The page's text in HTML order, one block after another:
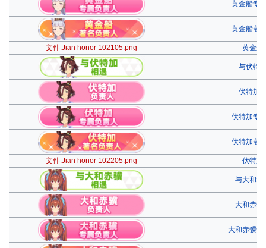
黄金船专
黄金船著
文件:Jian honor 102105.png 黄金船
与伏特
伏特加
伏特加专
伏特加著
文件:Jian honor 102205.png 伏特加
与大和赤
大和赤骥
大和赤骥专